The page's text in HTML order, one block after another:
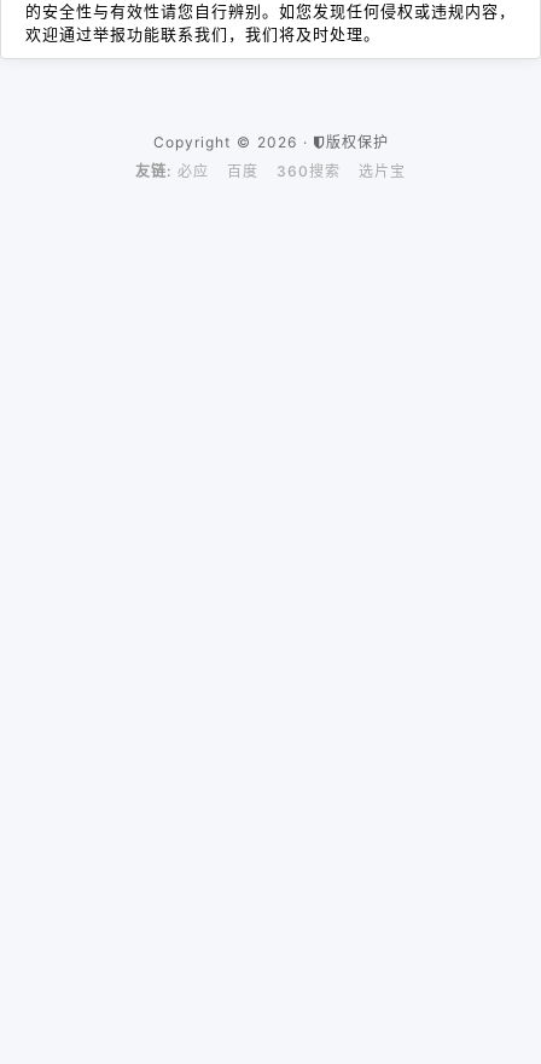
的安全性与有效性请您自行辨别。如您发现任何侵权或违规内容，
欢迎通过举报功能联系我们，我们将及时处理。
Copyright © 2026 ·
版权保护
友链: 必应 百度 360搜索 选片宝